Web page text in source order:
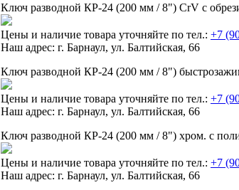
Ключ разводной КР-24 (200 мм / 8") CrV с
Цены и наличие товара уточняйте по тел.: +7
Наш адрес: г. Барнаул, ул. Балтийская, 66
Ключ разводной КР-24 (200 мм / 8")
Цены и наличие товара уточняйте по тел.: +7
Наш адрес: г. Барнаул, ул. Балтийская, 66
Ключ разводной КР-24 (200 мм / 8") хром. с
Цены и наличие товара уточняйте по тел.: +7
Наш адрес: г. Барнаул, ул. Балтийская, 66